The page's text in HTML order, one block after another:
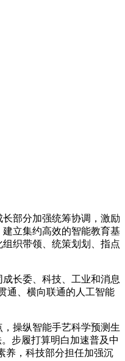
部分加强统筹协调，激励
立集约高效的智能教育基
织带领、统策划划、指点
长委、科技、工业和消息
通、横向联通的人工智能
操纵智能手艺科学预测生
步履打算明白加速普及中
养，科技部分担任加强沉